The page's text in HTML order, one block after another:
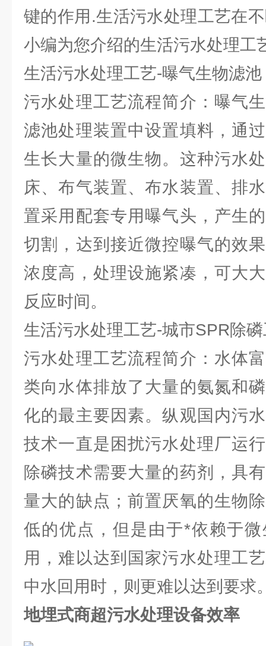
键的作用.生活污水处理工艺在
小编为您介绍的生活污水处理工
生活污水处理工艺-曝气生物滤池
污水处理工艺流程简介：曝气
滤池处理装置中设置填料，通
生长大量的微生物。这种污水
床、布气装置、布水装置、排
置采用配套专用曝气头，产生
切割，达到接近微控曝气的效
浓度高，处理设施紧凑，可大
反应时间。
生活污水处理工艺-城市SPR除
污水处理工艺流程简介：水体
类向水体排放了大量的氨氮和
化的最主要因素。纵观国内污
技术一直是困扰污水处理厂运
除磷技术需要大量的药剂，具
量大的缺点；前置厌氧的生物
低的优点，但是由于*依赖于
用，难以达到国家污水处理工
中水回用时，则更难以达到要求
地埋式商超污水处理设备效率